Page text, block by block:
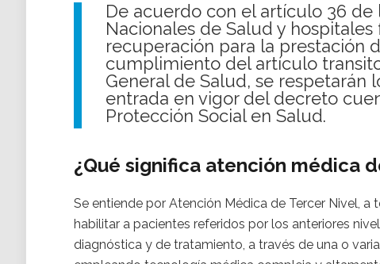
De acuerdo con el artículo 36
Nacionales de Salud y
recuperación para la prestación
cumplimiento del artículo
General de Salud, se respetarán
entrada en vigor del decreto
Protección Social en Salud.
¿Qué significa atención médica
Se entiende por Atención Médica de Tercer Nivel,
habilitar a pacientes referidos por los anteriores
diagnóstica y de tratamiento, a través de una o